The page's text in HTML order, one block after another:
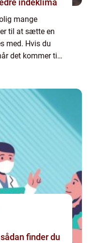
indeklima
mange
til at sætte en
med. Hvis du
det kommer til